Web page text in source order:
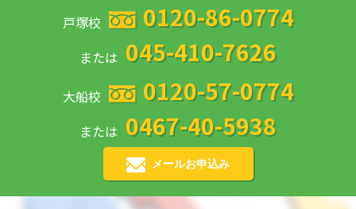
戸塚校 0120-86-0774
または 045-410-7626
大船校 0120-57-0774
または 0467-40-5938
メールお申込み